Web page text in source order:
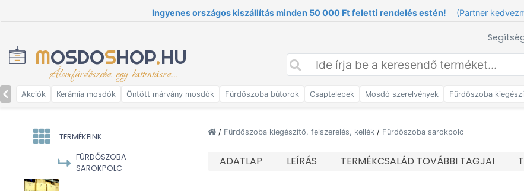
Ingyenes országos kiszállítás minden 50 000 Ft feletti rendelés estén! (Partner
MOSDOSHOP.HU
Álomfürdőszoba egy kattintásra...
Akciók Kerámia mosdók Öntött márvány mosdók Fürdőszoba bútorok Csaptelepek Mosdó szerelvények Fürdőszoba
TERMÉKEINK
FÜRDŐSZOBA
SAROKPOLC
/ Fürdőszoba kiegészítő, felszerelés, kellék / Fürdőszoba sarokpolc
ADATLAP LEÍRÁS TERMÉKCSALÁD TOVÁBBI TAGJAI